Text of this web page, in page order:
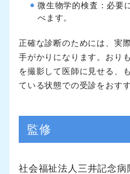
微生物学的検査：必要
べます。
正確な診断のためには、実
手がかりになります。おり
を撮影して医師に見せる、
ている状態での受診をおす
監修
社会福祉法人三井記念病